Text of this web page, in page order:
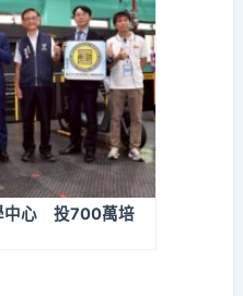
中心 投700萬培